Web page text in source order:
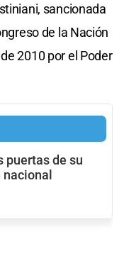
sancionada
de la Nación
2010 por el Poder
puertas de su